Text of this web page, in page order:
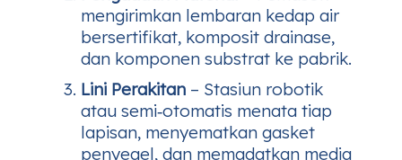
mengirimkan lembaran kedap air
bersertifikat, komposit drainase,
dan komponen substrat ke pabrik.
Lini Perakitan – Stasiun robotik
atau semi‑otomatis menata tiap
lapisan, menyematkan gasket
penyegel, dan memadatkan media